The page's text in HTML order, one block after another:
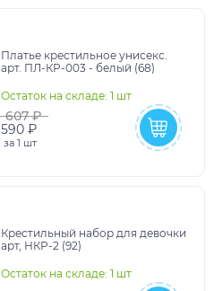
Платье крестильное унисекс.
арт. ПЛ-КР-003 - белый (68)
Остаток на складе: 1 шт
607 ₽
590 ₽
за 1 шт
Крестильный набор для девочки
арт, НКР-2 (92)
Остаток на складе: 1 шт